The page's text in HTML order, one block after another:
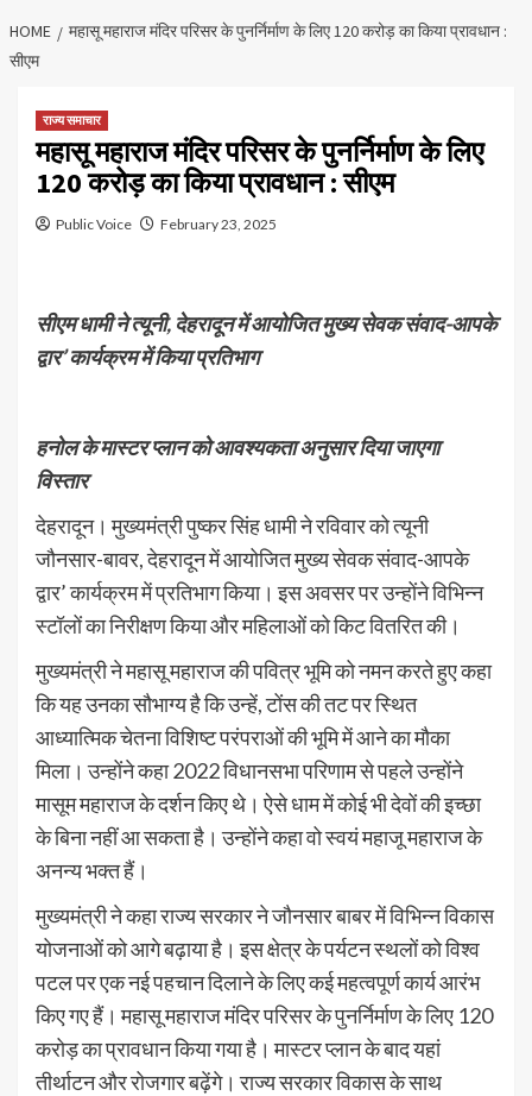
HOME
महासू महाराज मंदिर परिसर के पुनर्निर्माण के लिए 120 करोड़ का किया प्रावधान :
सीएम
राज्य समाचार
महासू महाराज मंदिर परिसर के पुनर्निर्माण के लिए
120 करोड़ का किया प्रावधान : सीएम
Public Voice February 23, 2025
सीएम धामी ने त्यूनी, देहरादून में आयोजित मुख्य सेवक संवाद-आपके
द्वार’ कार्यक्रम में किया प्रतिभाग
हनोल के मास्टर प्लान को आवश्यकता अनुसार दिया जाएगा
विस्तार
देहरादून। मुख्यमंत्री पुष्कर सिंह धामी ने रविवार को त्यूनी
जौनसार-बावर, देहरादून में आयोजित मुख्य सेवक संवाद-आपके
द्वार’ कार्यक्रम में प्रतिभाग किया। इस अवसर पर उन्होंने विभिन्न
स्टॉलों का निरीक्षण किया और महिलाओं को किट वितरित की।
मुख्यमंत्री ने महासू महाराज की पवित्र भूमि को नमन करते हुए कहा
कि यह उनका सौभाग्य है कि उन्हें, टोंस की तट पर स्थित
आध्यात्मिक चेतना विशिष्ट परंपराओं की भूमि में आने का मौका
मिला। उन्होंने कहा 2022 विधानसभा परिणाम से पहले उन्होंने
मासूम महाराज के दर्शन किए थे। ऐसे धाम में कोई भी देवों की इच्छा
के बिना नहीं आ सकता है। उन्होंने कहा वो स्वयं महाजू महाराज के
अनन्य भक्त हैं।
मुख्यमंत्री ने कहा राज्य सरकार ने जौनसार बाबर में विभिन्न विकास
योजनाओं को आगे बढ़ाया है। इस क्षेत्र के पर्यटन स्थलों को विश्व
पटल पर एक नई पहचान दिलाने के लिए कई महत्वपूर्ण कार्य आरंभ
किए गए हैं। महासू महाराज मंदिर परिसर के पुनर्निर्माण के लिए 120
करोड़ का प्रावधान किया गया है। मास्टर प्लान के बाद यहां
तीर्थाटन और रोजगार बढ़ेंगे। राज्य सरकार विकास के साथ